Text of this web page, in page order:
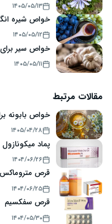
۱۴۰۵/۰۵/۱۳
خواص شیره
۱۴۰۵/۰۵/۱۲
خواص سیر
۱۴۰۵/۰۵/۱۱
مقالات مرتبط
خواص بابونه
۱۴۰۵/۰۴/۲۸
پماد میکونازول
۱۴۰۴/۰۶/۲۶
قرص متروماکس
۱۴۰۴/۰۶/۲۵
قرص سفکسیم
۱۴۰۴/۰۵/۳۰